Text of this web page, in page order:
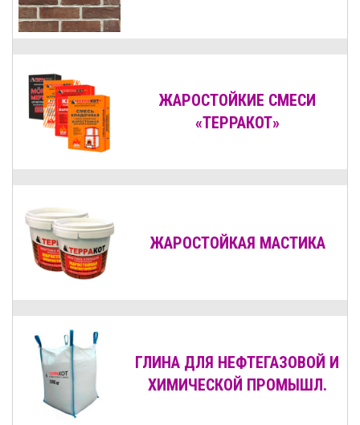
ЖАРОСТОЙКИЕ СМЕСИ
«ТЕРРАКОТ»
ЖАРОСТОЙКАЯ МАСТИКА
ГЛИНА ДЛЯ НЕФТЕГАЗОВОЙ И
ХИМИЧЕСКОЙ ПРОМЫШЛ.